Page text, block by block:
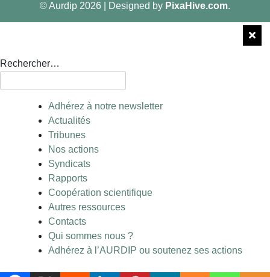
© Aurdip 2026 Designed by PixaHive.com.
Rechercher…
Adhérez à notre newsletter
Actualités
Tribunes
Nos actions
Syndicats
Rapports
Coopération scientifique
Autres ressources
Contacts
Qui sommes nous ?
Adhérez à l’AURDIP ou soutenez ses actions